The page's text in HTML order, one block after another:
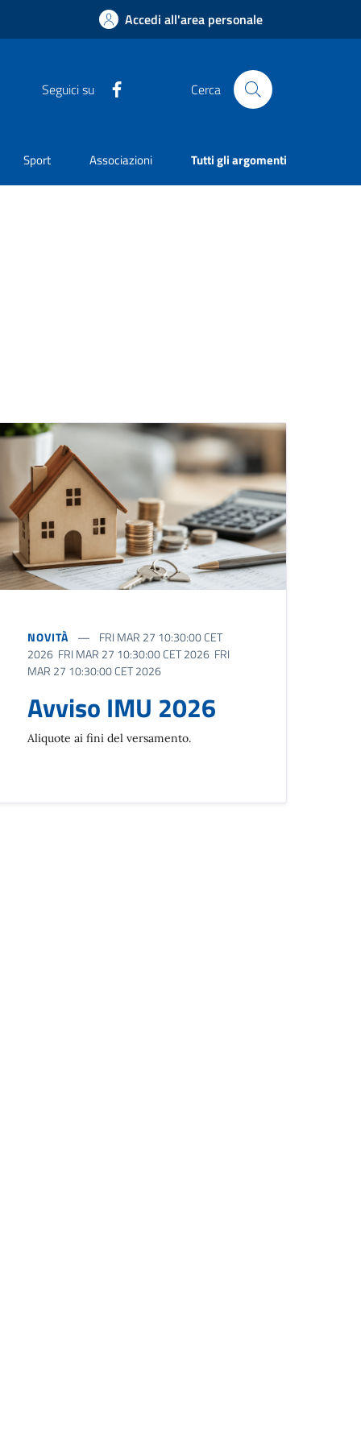
Accedi all'area personale
Seguici su Cerca
Sport Associazioni Tutti gli argomenti
NOVITÀ
FRI MAR 27 10:30:00 CET
2026 FRI MAR 27 10:30:00 CET 2026 FRI
MAR 27 10:30:00 CET 2026
Avviso IMU 2026
Aliquote ai fini del versamento.